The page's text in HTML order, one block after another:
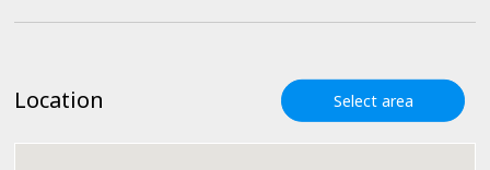
Location Select area